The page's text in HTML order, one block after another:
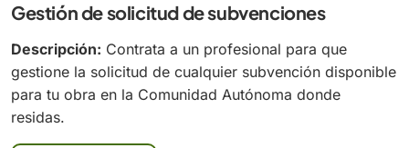
Gestión de solicitud de subvenciones
Descripción: Contrata a un profesional para que
gestione la solicitud de cualquier subvención disponible
para tu obra en la Comunidad Autónoma donde
residas.